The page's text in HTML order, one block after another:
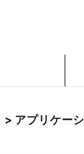
アプリケーシ